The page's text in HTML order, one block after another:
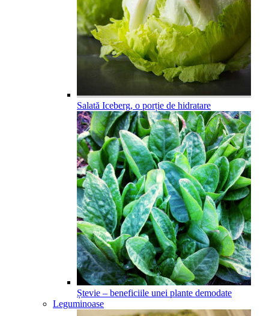
Salată Iceberg, o porție de hidratare
Ștevie – beneficiile unei plante demodate
Leguminoase